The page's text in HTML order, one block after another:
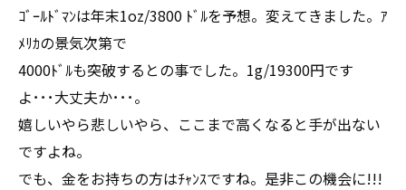
ｺﾞｰﾙﾄﾞﾏﾝは年末1oz/3800 ﾄﾞﾙを予想。変えてきました。ｱ
ﾒﾘｶの景気次第で
4000ﾄﾞﾙも突破するとの事でした。1g/19300円です
よ･･･大丈夫か･･･。
嬉しいやら悲しいやら、ここまで高くなると手が出ない
ですよね。
でも、金をお持ちの方はﾁｬﾝｽですね。是非この機会に!!!